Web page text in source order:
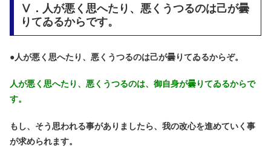
Ⅴ．人が悪く思へたり、悪くうつるのは己が曇
りてゐるからです。
●人が悪く思へたり、悪くうつるのは己が曇りてゐるからぞ。
人が悪く思へたり、悪くうつるのは、御自身が曇りてゐるからで
す。
もし、そう思われる事がありましたら、我の改心を進めていく事
が求められます。